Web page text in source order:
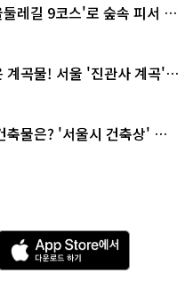
레길 9코스'로 숲속 피서 떠
계곡물! 서울 '진관사 계곡'이
축물은? '서울시 건축상' 수
A
p
p